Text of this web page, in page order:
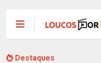
Destaques